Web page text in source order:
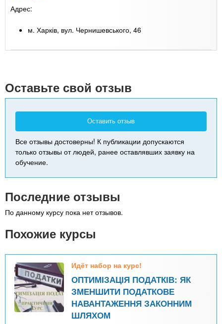
Адрес:
м. Харків, вул. Чернишевського, 46
Оставьте свой отзыв
Оставить отзыв
Все отзывы достоверны! К публикации допускаются
только отзывы от людей, ранее оставлявших заявку на
обучение.
Последние отзывы
По данному курсу пока нет отзывов.
Похожие курсы
Идёт набор на курс!
ОПТИМІЗАЦІЯ ПОДАТКІВ: ЯК
ЗМЕНШИТИ ПОДАТКОВЕ
НАВАНТАЖЕННЯ ЗАКОННИМ
ШЛЯХОМ